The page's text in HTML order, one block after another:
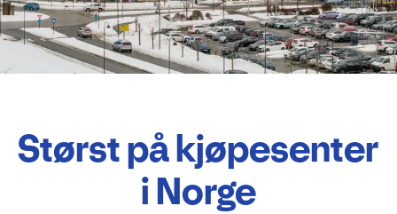
Størst på kjøpesenter
i Norge